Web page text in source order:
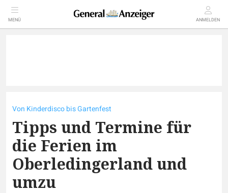
MENÜ ANMELDEN
Von Kinderdisco bis Gartenfest
Tipps und Termine für
die Ferien im
Oberledingerland und
umzu